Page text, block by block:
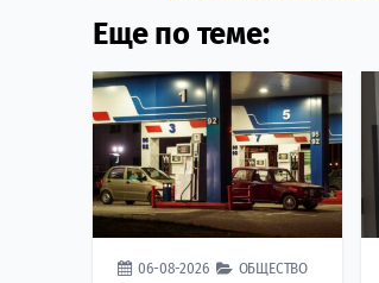
Еще по теме:
06-08-2026 ОБЩЕСТВО